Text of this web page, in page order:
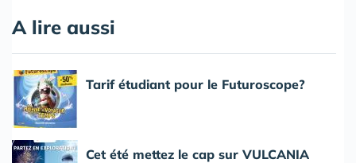
A lire aussi
Tarif étudiant pour le Futuroscope?
Cet été mettez le cap sur VULCANIA